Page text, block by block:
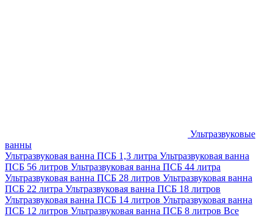
Ультразвуковые
ванны
Ультразвуковая ванна ПСБ 1,3 литра Ультразвуковая ванна
ПСБ 56 литров Ультразвуковая ванна ПСБ 44 литра
Ультразвуковая ванна ПСБ 28 литров Ультразвуковая ванна
ПСБ 22 литра Ультразвуковая ванна ПСБ 18 литров
Ультразвуковая ванна ПСБ 14 литров Ультразвуковая ванна
ПСБ 12 литров Ультразвуковая ванна ПСБ 8 литров Все